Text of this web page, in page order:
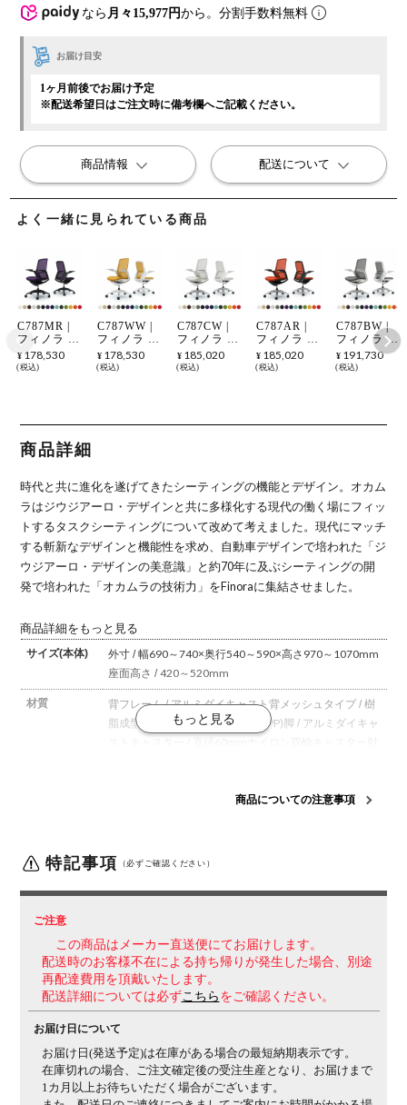
よく一緒に見られている商品
C787MR |
フィノラ ハ
イバック 座
クッション
ブラックボ
ディ オカム
ラ
¥ 178,530
税込
C787WW |
フィノラ ハ
イバック 座
クッション
ホワイトボ
ゃれ 完成品
¥ 178,530
税込
C787CW |
フィノラ ハ
イバック 座
クッション
脚 ホワイト
しゃれ 完成
品
¥ 185,020
税込
C787AR |
フィノラ ハ
イバック 座
クッション
脚 ブラック
¥ 185,020
税込
C787BW |
フィノラ ハ
イバック 座
クッション
ホワイトボ
ゃれ 完成品
¥ 191,730
税込
商品詳細
時代と共に進化を遂げてきたシーティングの機能とデザイン。 オカム
ラはジウジアーロ・デザインと共に多様化する現代の働く場にフィッ
トするタスクシーティングについて改めて考えました。現代にマッチ
する斬新なデザインと機能性を求め、自動車デザインで培われた「ジ
ウジアーロ・デザインの美意識」と約70年に及ぶシーティングの開
発で培われた「オカムラの技術力」をFinoraに集結させました。
商品詳細をもっと見る
サイズ(本体)
外寸 / 幅690～740×奥行540～590×高さ970～1070mm
座面高さ / 420～520mm
材質 背フレーム / アルミダイキャスト 背メッシュタイプ / 樹
脂成型品(PA-GF)座 / 樹脂成型品(PP)脚 / アルミダイキャ
23度)くるぶしの動きを中心として背と座がシンクロ
肘パッド部の上下100mm(1D)、角度は内側15度、外側
(4D)の調節が可能です。 ・座面高さ調節(ストローク
100mm)・座面奥行き調整(ストローク50mm)
・リクラ
イニングの固定・解除
生産国
保証について 1～8年保証(部位により保証期間が変わります)
人日本オフィス家具協会(JOIFA)規定に基づく※詳しく
はこちらの保証ページをご確認ください。
商品についての注意事項
特記事項 （必ずご確認ください）
ご注意
この商品はメーカー直送便にてお届けします。
配送時のお客様不在による持ち帰りが発生した場合、別途
再配達費用を頂戴いたします。
配送詳細については必ずこちら をご確認ください。
お届け日について
お届け日(発送予定)は在庫がある場合の最短納期表示です。
在庫切れの場合、ご注文確定後の受注生産となり、お届けまで
1カ月以上お待ちいただく場合がございます。
なら 月々15,977円から。分割手数料無料
お届け目安
1ヶ月前後でお届け予定
※配送希望日はご注文時に備考欄へご記載ください。
商品情報 配送について